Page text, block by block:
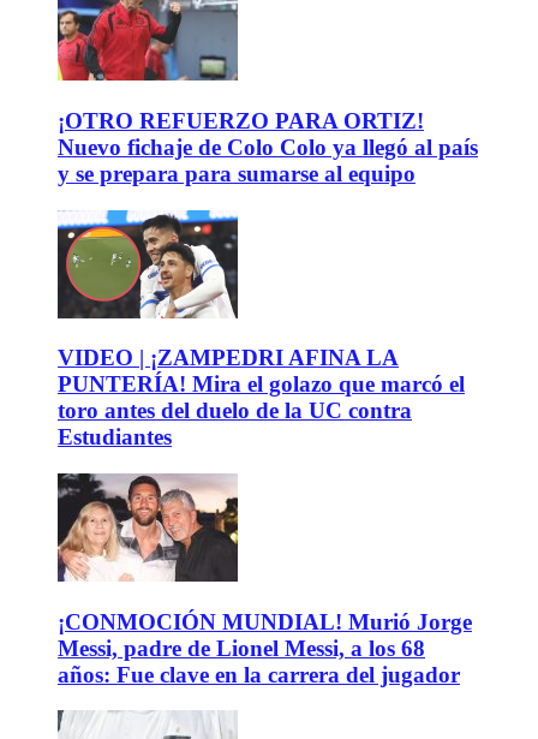
¡OTRO REFUERZO PARA ORTIZ!
Nuevo fichaje de Colo Colo ya llegó al país
y se prepara para sumarse al equipo
VIDEO | ¡ZAMPEDRI AFINA LA
PUNTERÍA! Mira el golazo que marcó el
toro antes del duelo de la UC contra
Estudiantes
¡CONMOCIÓN MUNDIAL! Murió Jorge
Messi, padre de Lionel Messi, a los 68
años: Fue clave en la carrera del jugador